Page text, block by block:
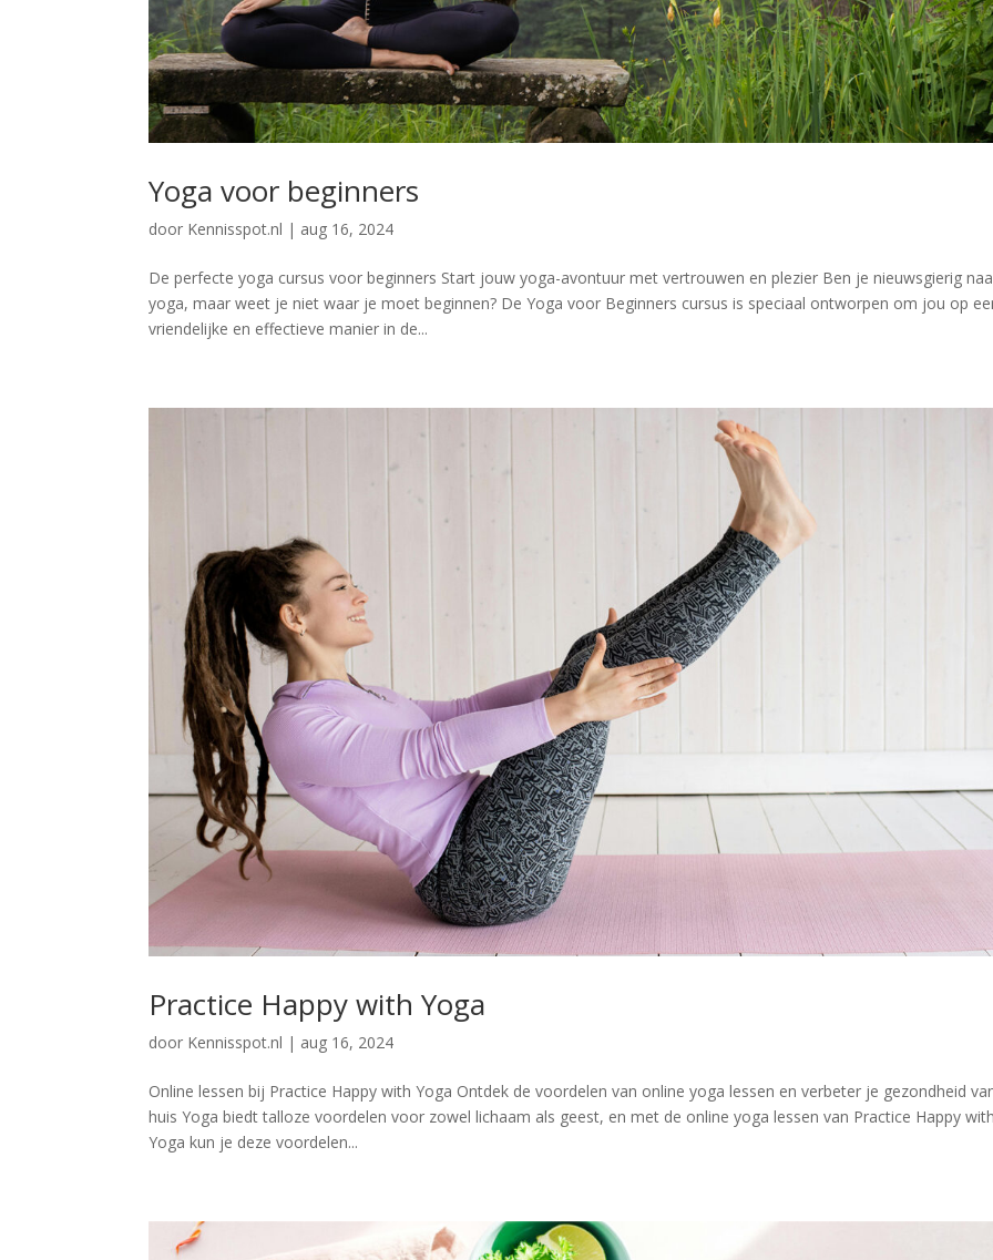
Yoga voor beginners
door Kennisspot.nl | aug 16, 2024
De perfecte yoga cursus voor beginners Start jouw yoga-avontuur met vertrouwen en plezier Ben je nieuwsgierig
yoga, maar weet je niet waar je moet beginnen? De Yoga voor Beginners cursus is speciaal ontworpen om jou op
vriendelijke en effectieve manier in de...
Practice Happy with Yoga
door Kennisspot.nl | aug 16, 2024
Online lessen bij Practice Happy with Yoga Ontdek de voordelen van online yoga lessen en verbeter je gezondheid
huis Yoga biedt talloze voordelen voor zowel lichaam als geest, en met de online yoga lessen van Practice Happy
Yoga kun je deze voordelen...